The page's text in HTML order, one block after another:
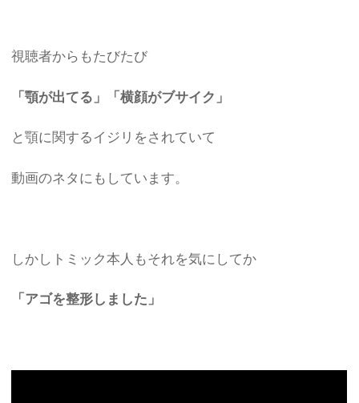
視聴者からもたびたび
「顎が出てる」「横顔がブサイク」
と顎に関するイジリをされていて
動画のネタにもしています。
しかしトミック本人もそれを気にしてか
「アゴを整形しました」